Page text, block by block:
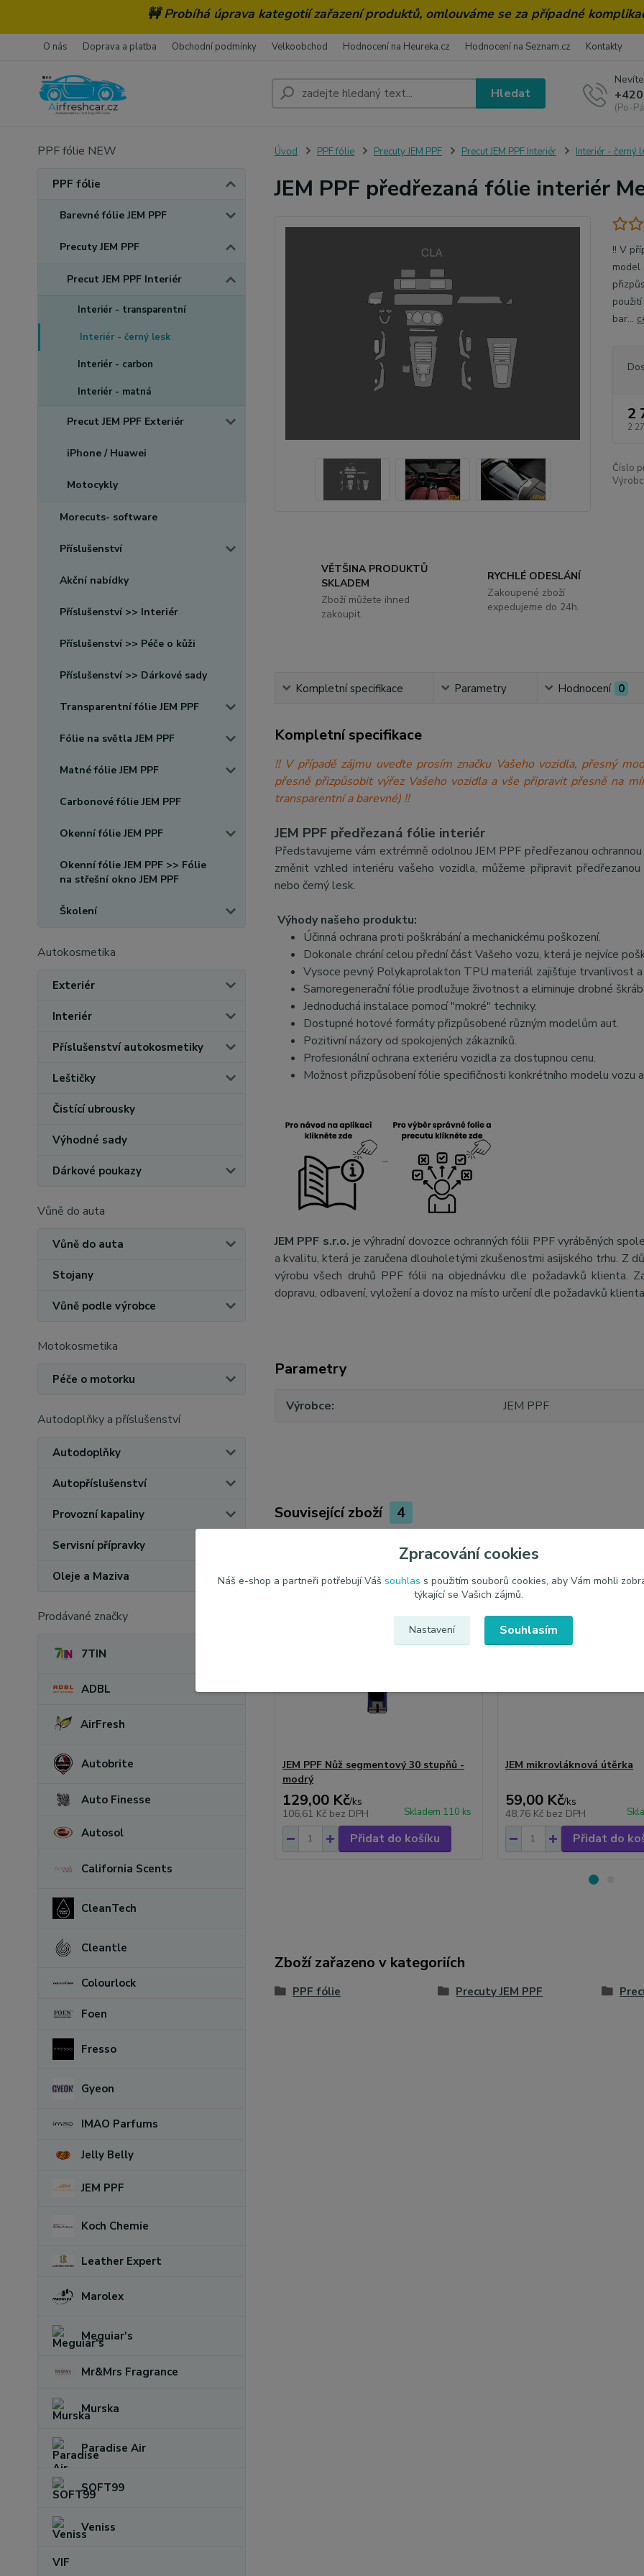
🚧 Probíhá úprava kategotií zařazení produktů, omlouváme se za případné
O nás Doprava a platba Obchodní podmínky Velkoobchod Hodnocení na Heureka.cz Hodnocení na Seznam.cz Kontakty
Hledat
(Po-
PPF fólie NEW
PPF fólie
Barevné fólie JEM PPF
Precuty JEM PPF
Precut JEM PPF Interiér
Interiér - transparentní
Interiér - černý lesk
Interiér - carbon
Interiér - matná
Precut JEM PPF Exteriér
iPhone / Huawei
Motocykly
Morecuts- software
Příslušenství
Akční nabídky
Příslušenství >> Interiér
Příslušenství >> Péče o kůži
Příslušenství >> Dárkové sady
Transparentní fólie JEM PPF
Fólie na světla JEM PPF
Matné fólie JEM PPF
Carbonové fólie JEM PPF
Okenní fólie JEM PPF
Okenní fólie JEM PPF >> Fólie
na střešní okno JEM PPF
Školení
Autokosmetika
Exteriér
Interiér
Příslušenství autokosmetiky
Leštičky
Čistící ubrousky
Výhodné sady
Dárkové poukazy
Vůně do auta
Vůně do auta
Stojany
Vůně podle výrobce
Motokosmetika
Péče o motorku
Autodoplňky a příslušenství
Autodoplňky
Autopříslušenství
Provozní kapaliny
Servisní přípravky
Oleje a Maziva
Prodávané značky
7TIN
ADBL
AirFresh
Autobrite
Auto Finesse
Autosol
California Scents
CleanTech
Cleantle
Colourlock
Foen
Fresso
Gyeon
IMAO Parfums
Jelly Belly
JEM PPF
Koch Chemie
Leather Expert
Marolex
Meguiar's
Mr&Mrs Fragrance
Murska
Paradise Air
SOFT99
Veniss
VIF
Úvod PPF fólie Precuty JEM PPF Precut JEM PPF Interiér Interiér - černý
JEM PPF předřezaná fólie interiér
!! V
model
bar...
2
2
Číslo
VĚTŠINA PRODUKTŮ
SKLADEM
Zboží můžete ihned
zakoupit.
RYCHLÉ ODESLÁNÍ
Zakoupené zboží
expedujeme do 24h.
Kompletní specifikace Parametry Hodnocení 0
Kompletní specifikace
!! V případě zájmu uveďte prosím značku Vašeho vozidla, přesný
přesně přizpůsobit výřez Vašeho vozidla a vše připravit přesně na
transparentní a barevné) !!
JEM PPF předřezaná fólie interiér
Představujeme vám extrémně odolnou JEM PPF předřezanou
změnit vzhled interiéru vašeho vozidla, můžeme připravit
nebo černý lesk.
Výhody našeho produktu:
Účinná ochrana proti poškrábání a mechanickému poškození.
Dokonale chrání celou přední část Vašeho vozu, která je nejvíce
Vysoce pevný Polykaprolakton TPU materiál zajišťuje trvanlivost
Samoregenerační fólie prodlužuje životnost a eliminuje drobné
Jednoduchá instalace pomocí "mokré" techniky.
Dostupné hotové formáty přizpůsobené různým modelům aut.
Pozitivní názory od spokojených zákazníků.
Profesionální ochrana exteriéru vozidla za dostupnou cenu.
Možnost přizpůsobení fólie specifičnosti konkrétního modelu vozu
JEM PPF s.r.o. je výhradní dovozce ochranných fólii PPF vyráběných
a kvalitu, která je zaručena dlouholetými zkušenostmi asijského trhu. Z
výrobu všech druhů PPF fólii na objednávku dle požadavků klienta.
dopravu, odbavení, vyložení a dovoz na místo určení dle požadavků
Parametry
Výrobce JEM PPF
Související zboží 4
JEM PPF Nůž segmentový 30 stupňů -
modrý
129,00 Kč/ks
106,61 Kč bez DPH Skladem 110 ks
Přidat do košíku
JEM mikrovláknová útěrka
59,00 Kč/ks
48,76 Kč bez DPH
Přidat do
Zboží zařazeno v kategoriích
PPF fólie Precuty JEM PPF
Zpracování cookies
Náš e-shop a partneři potřebují Váš souhlas s použitím souborů cookies, aby Vám mohli
týkající se Vašich zájmů.
Nastavení Souhlasím